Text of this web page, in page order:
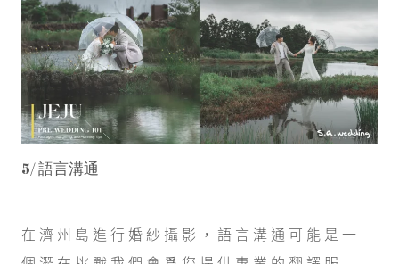
5/ 語言溝通
在濟州島進行婚紗攝影，語言溝通可能是一